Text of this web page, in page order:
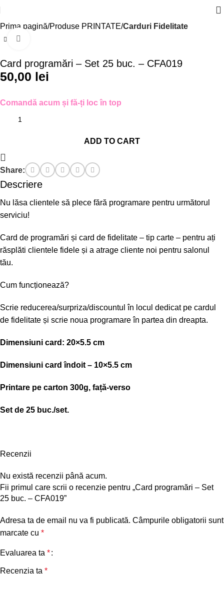
Prima pagină Produse PRINTATE Carduri Fidelitate
Card programări – Set 25 buc. – CFA019
50,00 lei
Comandă acum și fă-ți loc în top
ADD TO CART
Share:
Descriere
Nu lăsa clientele să plece fără programare pentru următorul
serviciu!
Card de programări și card de fidelitate – tip carte – pentru ați
răsplăti clientele fidele și a atrage cliente noi pentru salonul
tău.
Cum funcționează?
Scrie reducerea/surpriza/discountul în locul dedicat pe cardul
de fidelitate și scrie noua programare în partea din dreapta.
Dimensiuni card: 20×5.5 cm
Dimensiuni card îndoit – 10×5.5 cm
Printare pe carton 300g, față-verso
Set de 25 buc./set.
Recenzii
Nu există recenzii până acum.
Fii primul care scrii o recenzie pentru „Card programări – Set
25 buc. – CFA019”
Adresa ta de email nu va fi publicată. Câmpurile obligatorii sunt
marcate cu *
Evaluarea ta *
Recenzia ta *